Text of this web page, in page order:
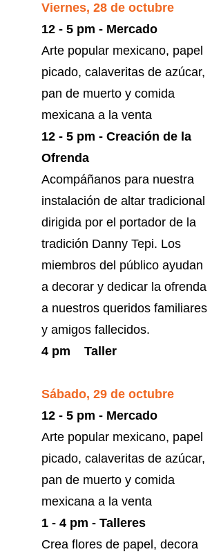
Viernes, 28 de octubre
12 - 5 pm - Mercado
Arte popular mexicano, papel
picado, calaveritas de azúcar,
pan de muerto y comida
mexicana a la venta
12 - 5 pm - Creación de la
Ofrenda
Acompáñanos para nuestra
instalación de altar tradicional
dirigida por el portador de la
tradición Danny Tepi. Los
miembros del público ayudan
a decorar y dedicar la ofrenda
a nuestros queridos familiares
y amigos fallecidos.
4 pm Taller
Sábado, 29 de octubre
12 - 5 pm - Mercado
Arte popular mexicano, papel
picado, calaveritas de azúcar,
pan de muerto y comida
mexicana a la venta
1 - 4 pm - Talleres
Crea flores de papel, decora